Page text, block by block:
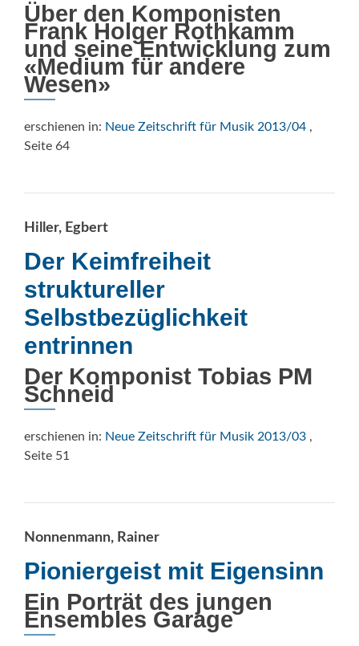
Über den Komponisten
Frank Holger Rothkamm
und seine Entwicklung zum
«Medium für andere
Wesen»
erschienen in: Neue Zeitschrift für Musik 2013/04 ,
Seite 64
Hiller, Egbert
Der Keimfreiheit
struktureller
Selbstbezüglichkeit
entrinnen
Der Komponist Tobias PM
Schneid
erschienen in: Neue Zeitschrift für Musik 2013/03 ,
Seite 51
Nonnenmann, Rainer
Pioniergeist mit Eigensinn
Ein Porträt des jungen
Ensembles Garage